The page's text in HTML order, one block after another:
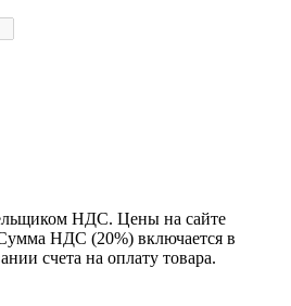
НДС. Цены на сайте
НДС (20%) включается в
счета на оплату товара.